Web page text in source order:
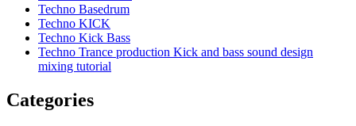
Techno Basedrum
Techno KICK
Techno Kick Bass
Techno Trance production Kick and bass sound design
mixing tutorial
Categories